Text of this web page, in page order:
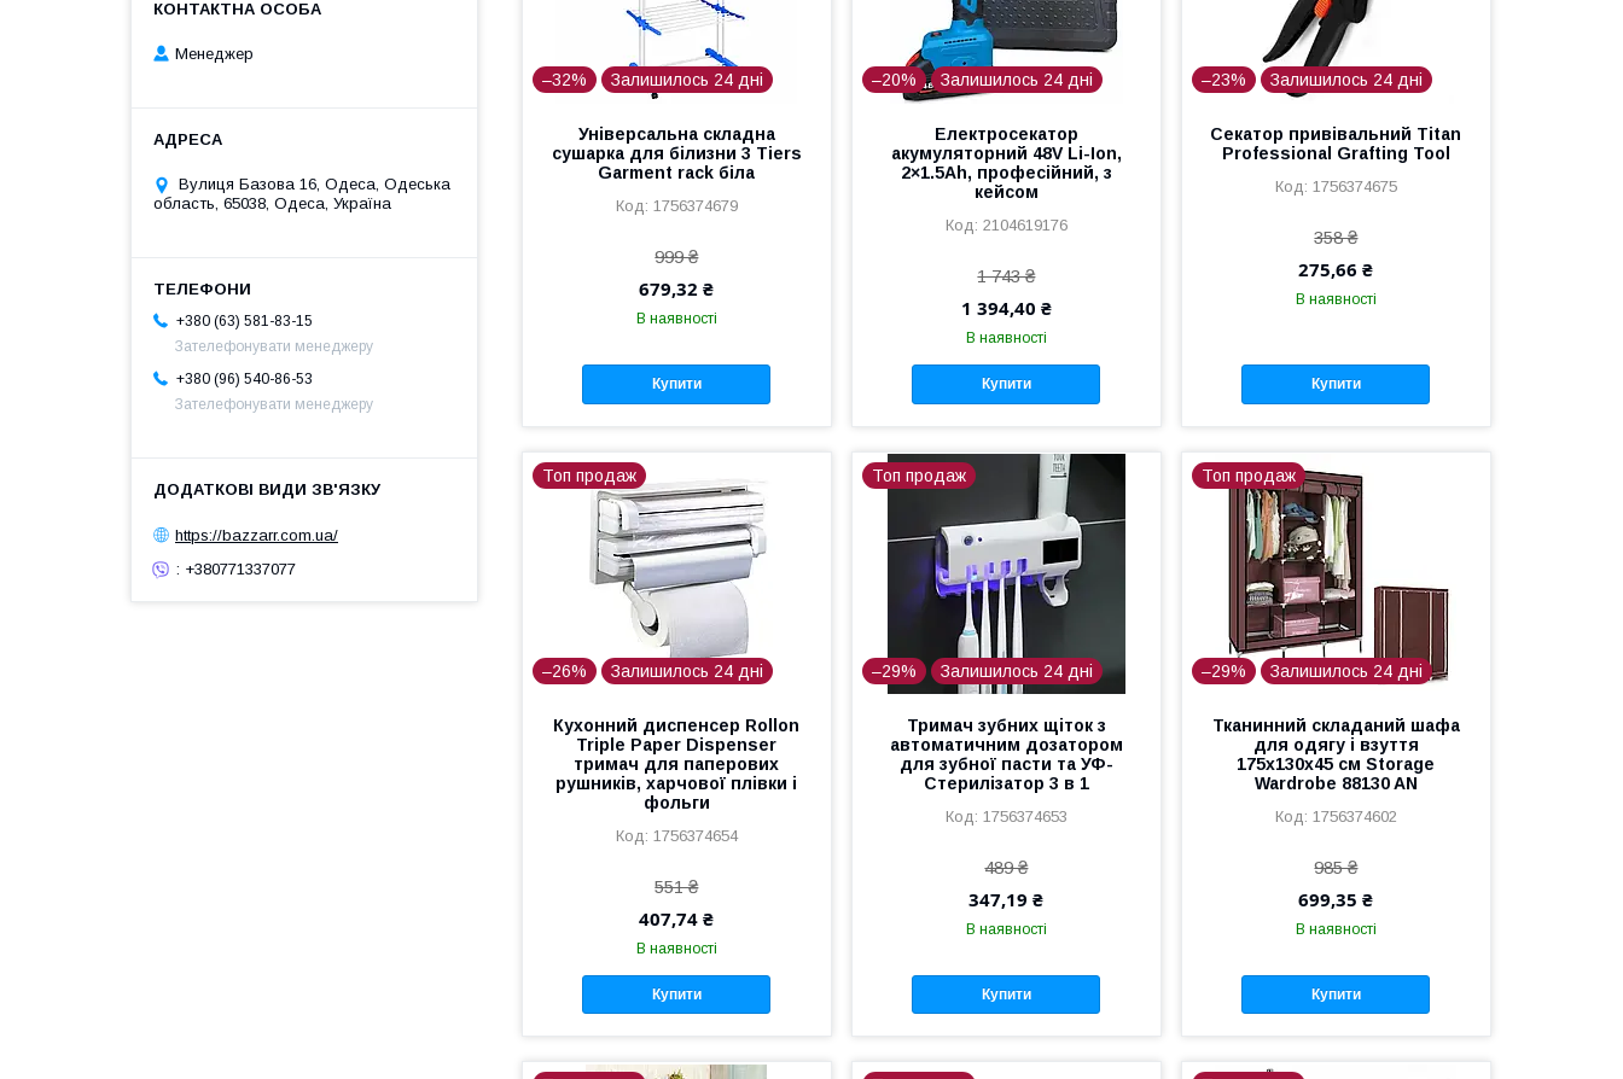
–32% Залишилось 24 дні
Універсальна складна
сушарка для білизни 3 Tiers
Garment rack біла
1756374679
999 ₴
679,32 ₴
В наявності
Купити
–20% Залишилось 24 дні
Електросекатор
акумуляторний 48V Li-Ion,
2×1.5Ah, професійний, з
кейсом
2104619176
1 743 ₴
1 394,40 ₴
В наявності
Купити
–23% Залишилось 24 дні
Секатор привівальний Titan
Professional Grafting Tool
1756374675
358 ₴
275,66 ₴
В наявності
Купити
Топ продаж
–26% Залишилось 24 дні
Кухонний диспенсер Rollon
Triple Paper Dispenser
тримач для паперових
рушників, харчової плівки і
фольги
1756374654
551 ₴
407,74 ₴
В наявності
Купити
Топ продаж
–29% Залишилось 24 дні
Тримач зубних щіток з
автоматичним дозатором
для зубної пасти та УФ-
Стерилізатор 3 в 1
1756374653
489 ₴
347,19 ₴
В наявності
Купити
Топ продаж
–29% Залишилось 24 дні
Тканинний складаний шафа
для одягу і взуття
175х130х45 см Storage
Wardrobe 88130 AN
1756374602
985 ₴
699,35 ₴
В наявності
Купити
Менеджер
Вулиця Базова 16, Одеса, Одеська
область, 65038, Одеса, Україна
+380 (63) 581-83-15
Зателефонувати менеджеру
+380 (96) 540-86-53
Зателефонувати менеджеру
https://bazzarr.com.ua/
: +380771337077